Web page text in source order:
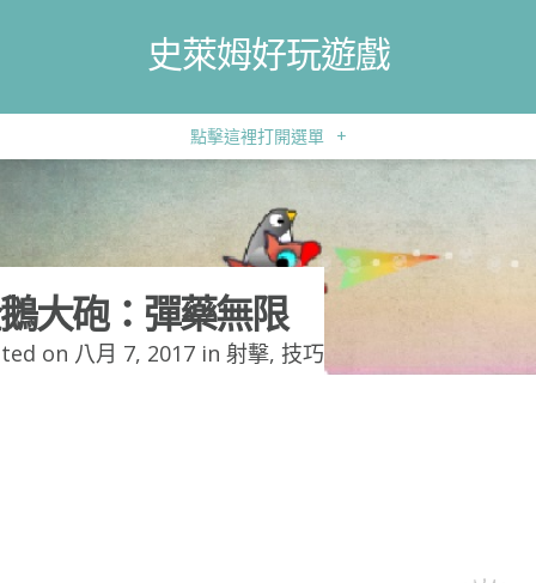
史萊姆好玩遊戲
點擊這裡打開選單 +
大砲：彈藥無限
on 八月 7, 2017 in 射擊, 技巧